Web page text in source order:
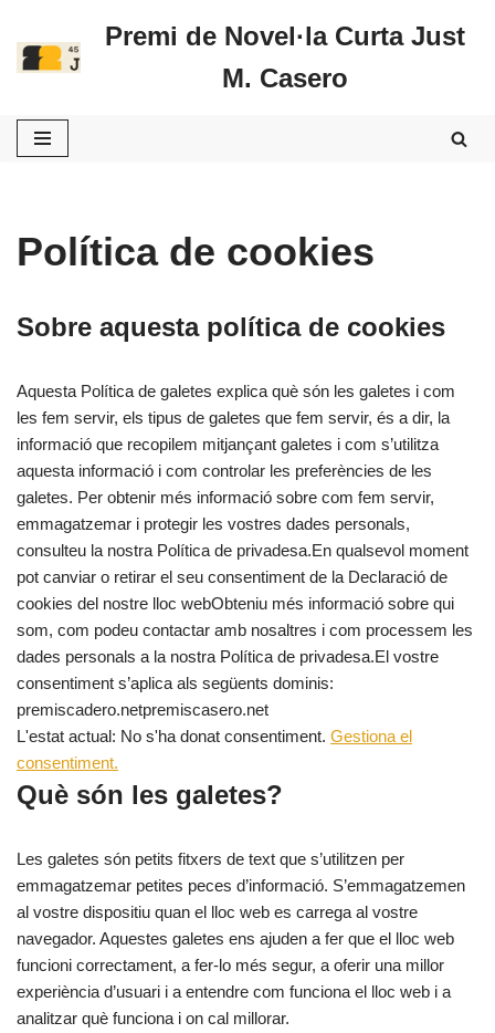
Vés
Premi de Novel·la Curta Just
M. Casero
Política de cookies
Sobre aquesta política de cookies
Aquesta Política de galetes explica què són les galetes i com
les fem servir, els tipus de galetes que fem servir, és a dir, la
informació que recopilem mitjançant galetes i com s’utilitza
aquesta informació i com controlar les preferències de les
galetes. Per obtenir més informació sobre com fem servir,
emmagatzemar i protegir les vostres dades personals,
consulteu la nostra Política de privadesa.En qualsevol moment
pot canviar o retirar el seu consentiment de la Declaració de
cookies del nostre lloc webObteniu més informació sobre qui
som, com podeu contactar amb nosaltres i com processem les
dades personals a la nostra Política de privadesa.El vostre
consentiment s’aplica als següents dominis:
premiscadero.netpremiscasero.net
L'estat actual: No s'ha donat consentiment. Gestiona el
consentiment.
Què són les galetes?
Les galetes són petits fitxers de text que s’utilitzen per
emmagatzemar petites peces d’informació. S’emmagatzemen
al vostre dispositiu quan el lloc web es carrega al vostre
navegador. Aquestes galetes ens ajuden a fer que el lloc web
funcioni correctament, a fer-lo més segur, a oferir una millor
experiència d’usuari i a entendre com funciona el lloc web i a
analitzar què funciona i on cal millorar.